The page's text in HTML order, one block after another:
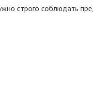
строго соблюдать